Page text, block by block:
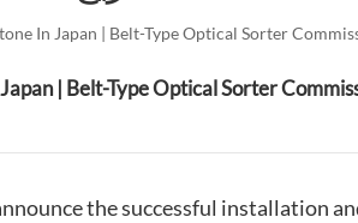
In Japan | Belt-Type Optical Sorter
| Belt-Type Optical Sorter
the successful installation